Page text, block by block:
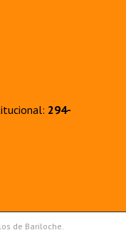
294-
de Bariloche.